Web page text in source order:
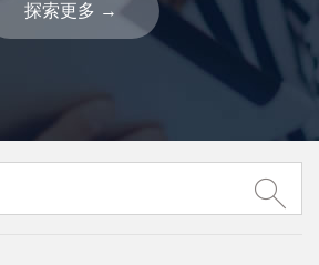
探索更多 →